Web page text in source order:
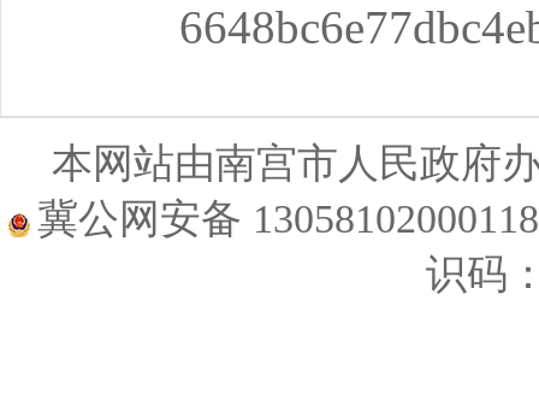
本网站由南宫市人民政
冀公网安备
识码